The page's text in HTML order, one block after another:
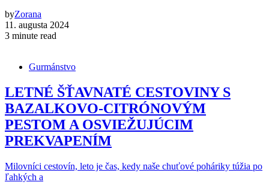
byZorana
11. augusta 2024
3 minute read
Gurmánstvo
LETNÉ ŠŤAVNATÉ CESTOVINY S
BAZALKOVO-CITRÓNOVÝM
PESTOM A OSVIEŽUJÚCIM
PREKVAPENÍM
Milovníci cestovín, leto je čas, kedy naše chuťové poháriky túžia po
ľahkých a